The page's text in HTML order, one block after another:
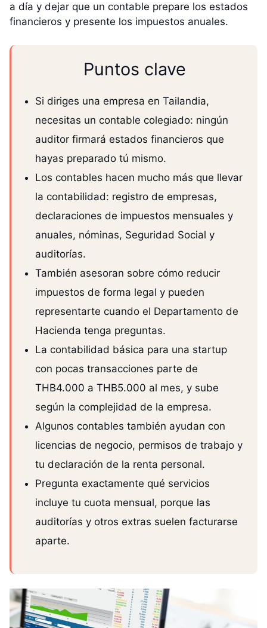
a día y dejar que un contable prepare los estados
financieros y presente los impuestos anuales.
Puntos clave
Si diriges una empresa en Tailandia,
necesitas un contable colegiado: ningún
auditor firmará estados financieros que
hayas preparado tú mismo.
Los contables hacen mucho más que llevar
la contabilidad: registro de empresas,
declaraciones de impuestos mensuales y
anuales, nóminas, Seguridad Social y
auditorías.
También asesoran sobre cómo reducir
impuestos de forma legal y pueden
representarte cuando el Departamento de
Hacienda tenga preguntas.
La contabilidad básica para una startup
con pocas transacciones parte de
THB4.000 a THB5.000 al mes, y sube
según la complejidad de la empresa.
Algunos contables también ayudan con
licencias de negocio, permisos de trabajo y
tu declaración de la renta personal.
Pregunta exactamente qué servicios
incluye tu cuota mensual, porque las
auditorías y otros extras suelen facturarse
aparte.